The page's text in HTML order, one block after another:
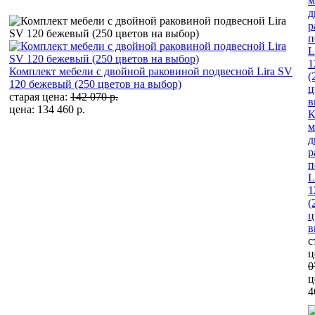
Комплект мебели с двойной раковиной подвесной Lira SV
120 бежевый (250 цветов на выбор)
старая цена: 142 070 р.
цена: 134 460 р.